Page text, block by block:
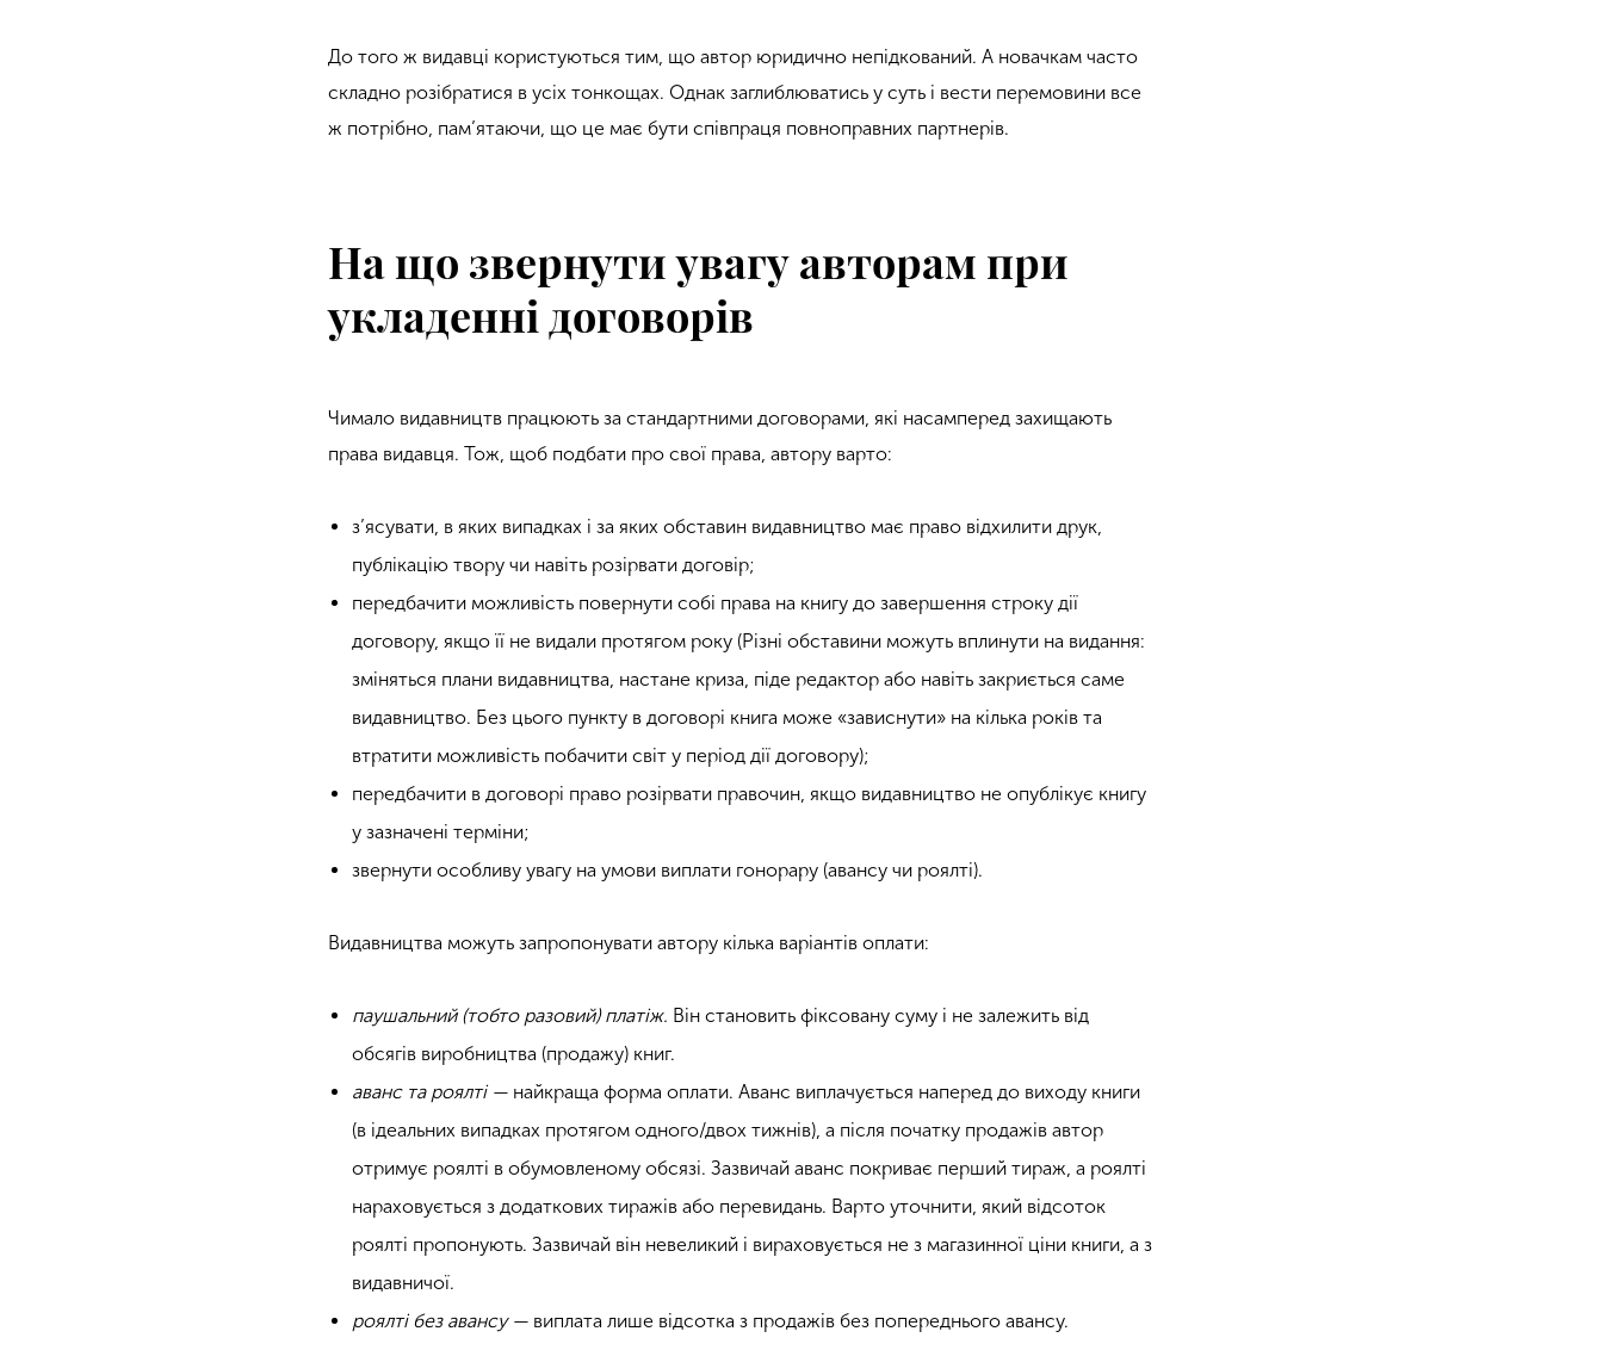
До того ж видавці користуються тим, що автор юридично непідкований. А новачкам часто
складно розібратися в усіх тонкощах. Однак заглиблюватись у суть і вести перемовини все
ж потрібно, пам’ятаючи, що це має бути співпраця повноправних партнерів.
На що звернути увагу авторам при
укладенні договорів
Чимало видавництв працюють за стандартними договорами, які насамперед захищають
права видавця. Тож, щоб подбати про свої права, автору варто:
з’ясувати, в яких випадках і за яких обставин видавництво має право відхилити друк,
публікацію твору чи навіть розірвати договір;
передбачити можливість повернути собі права на книгу до завершення строку дії
договору, якщо її не видали протягом року (Різні обставини можуть вплинути на видання:
зміняться плани видавництва, настане криза, піде редактор або навіть закриється саме
видавництво. Без цього пункту в договорі книга може «зависнути» на кілька років та
втратити можливість побачити світ у період дії договору);
передбачити в договорі право розірвати правочин, якщо видавництво не опублікує книгу
у зазначені терміни;
звернути особливу увагу на умови виплати гонорару (авансу чи роялті).
Видавництва можуть запропонувати автору кілька варіантів оплати:
паушальний (тобто разовий) платіж. Він становить фіксовану суму і не залежить від
обсягів виробництва (продажу) книг.
аванс та роялті — найкраща форма оплати. Аванс виплачується наперед до виходу книги
(в ідеальних випадках протягом одного/двох тижнів), а після початку продажів автор
отримує роялті в обумовленому обсязі. Зазвичай аванс покриває перший тираж, а роялті
нараховується з додаткових тиражів або перевидань. Варто уточнити, який відсоток
роялті пропонують. Зазвичай він невеликий і вираховується не з магазинної ціни книги, а з
видавничої.
роялті без авансу — виплата лише відсотка з продажів без попереднього авансу.